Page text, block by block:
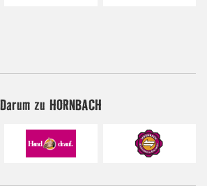
Darum zu HORNBACH